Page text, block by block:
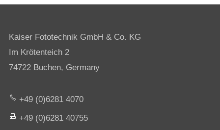
Kaiser Fototechnik GmbH & Co. KG
Im Krötenteich 2
74722 Buchen, Germany
+49 (0)6281 4070
+49 (0)6281 40755